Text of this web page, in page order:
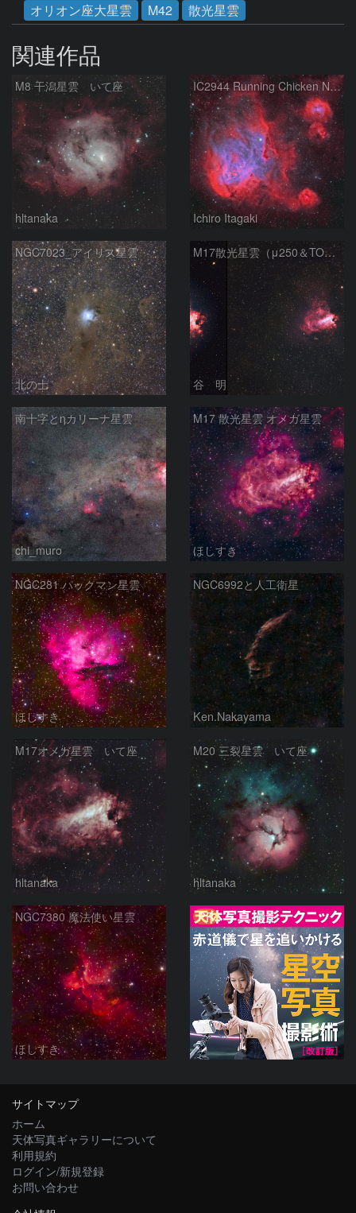
オリオン座大星雲
M42 散光星雲
関連作品
M8 干潟星雲 いて座
hltanaka
IC2944 Running Chicken Nebula
Ichiro Itagaki
NGC7023_アイリス星雲
北の士
M17散光星雲（μ250＆TOA130）
谷 明
南十字とηカリーナ星雲
chi_muro
M17 散光星雲 オメガ星雲
ほしすき
NGC281 パックマン星雲
ほしすき
NGC6992と人工衛星
Ken.Nakayama
M17オメガ星雲 いて座
hltanaka
M20 三裂星雲 いて座
hltanaka
NGC7380 魔法使い星雲
ほしすき
PR
サイトマップ
ホーム
天体写真ギャラリーについて
利用規約
ログイン/新規登録
お問い合わせ